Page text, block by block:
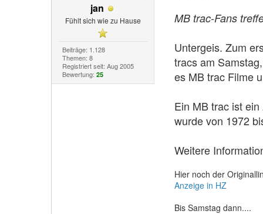
jan
Fühlt sich wie zu Hause
Beiträge: 1.128
Themen: 8
Registriert seit: Aug 2005
Bewertung: 25
MB trac-Fans
Untergeis. Zum
tracs am
es MB trac Filme
Ein MB trac ist
wurde von 1972
Weitere
Hier noch der
Anzeige in HZ
Bis Samstag dann....